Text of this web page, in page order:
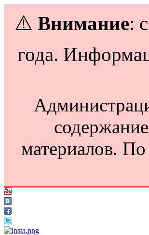
⚠️ Внимание:
года.
материалов.